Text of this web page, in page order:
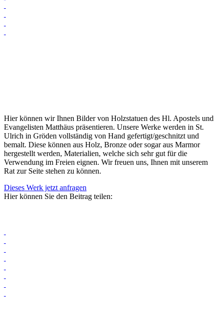
Hier können wir Ihnen Bilder von Holzstatuen des Hl. Apostels und
Evangelisten Matthäus präsentieren. Unsere Werke werden in St.
Ulrich in Gröden vollständig von Hand gefertigt/geschnitzt und
bemalt. Diese können aus Holz, Bronze oder sogar aus Marmor
hergestellt werden, Materialien, welche sich sehr gut für die
Verwendung im Freien eignen. Wir freuen uns, Ihnen mit unserem
Rat zur Seite stehen zu können.
Dieses Werk jetzt anfragen
Hier können Sie den Beitrag teilen: